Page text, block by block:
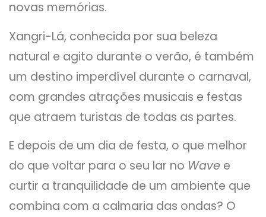
novas memórias.
Xangri-Lá, conhecida por sua beleza
natural e agito durante o verão, é também
um destino imperdível durante o carnaval,
com grandes atrações musicais e festas
que atraem turistas de todas as partes.
E depois de um dia de festa, o que melhor
do que voltar para o seu lar no Wave e
curtir a tranquilidade de um ambiente que
combina com a calmaria das ondas? O